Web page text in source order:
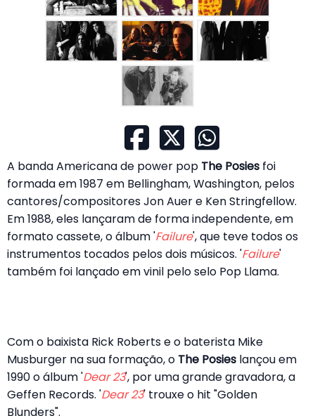
A banda Americana de power pop The Posies foi
formada em 1987 em Bellingham, Washington, pelos
cantores/compositores Jon Auer e Ken Stringfellow.
Em 1988, eles lançaram de forma independente, em
formato cassete, o álbum 'Failure', que teve todos os
instrumentos tocados pelos dois músicos. 'Failure'
também foi lançado em vinil pelo selo Pop Llama.
Com o baixista Rick Roberts e o baterista Mike
Musburger na sua formação, o The Posies lançou em
1990 o álbum 'Dear 23', por uma grande gravadora, a
Geffen Records. 'Dear 23' trouxe o hit "Golden
Blunders".